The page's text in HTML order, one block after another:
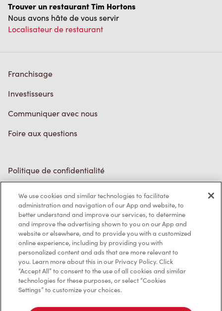
Trouver un restaurant Tim Hortons
Nous avons hâte de vous servir
Localisateur de restaurant
Franchisage
Investisseurs
Communiquer avec nous
Foire aux questions
Politique de confidentialité
Marques de commerce
Accessibilité
Diagnostic
Contactez-nous
We use cookies and similar technologies to facilitate
administration and navigation of our App and website, to
better understand and improve our services, to determine
and improve the advertising shown to you on our App and
website or elsewhere, and to provide you with a customized
online experience, including by providing you with
personalized content and ads that are more relevant to
you. Learn more about this in our Privacy Policy. Click
“Accept All” to consent to the use of all cookies and similar
technologies for these purposes, or select “Cookies
Settings” to customize your choices.